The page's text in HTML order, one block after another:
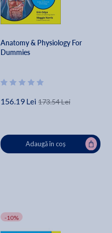
Anatomy & Physiology For
Dummies
156.19 Lei 173.54 Lei
Adaugă în coș
-10%